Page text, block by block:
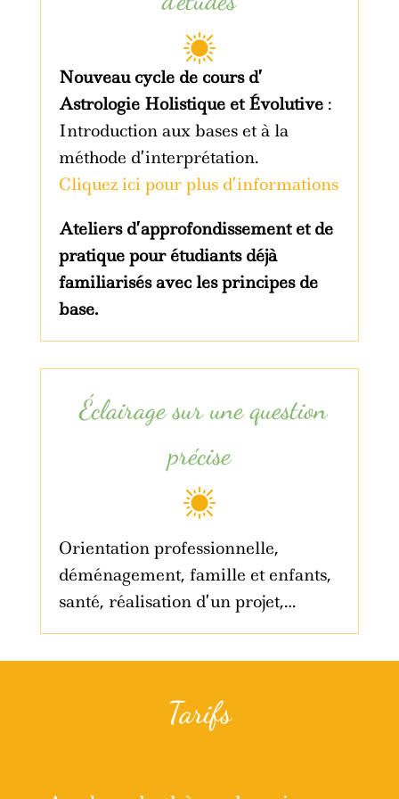
Nouveau cycle de cours d’
Astrologie Holistique et Évolutive:
Introduction aux bases et à la
méthode d’interprétation.
Cliquez ici pour plus d’informations
Ateliers d’approfondissement et de
pratique pour étudiants déjà
familiarisés avec les principes de
base.
Éclairage sur une question
précise
Orientation professionnelle,
déménagement, famille et enfants,
santé, réalisation d’un projet,…
Tarifs